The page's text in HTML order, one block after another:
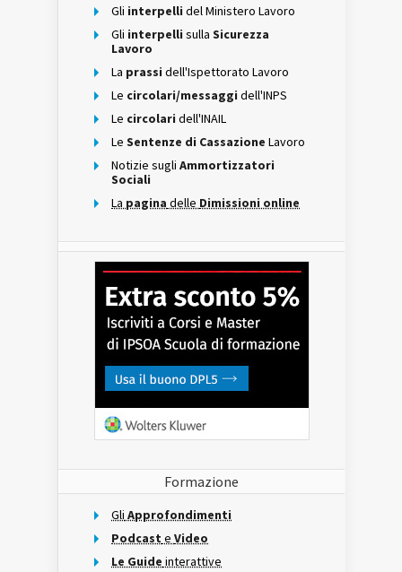
Gli interpelli del Ministero Lavoro
Gli interpelli sulla Sicurezza
Lavoro
La prassi dell'Ispettorato Lavoro
Le circolari/messaggi dell'INPS
Le circolari dell'INAIL
Le Sentenze di Cassazione Lavoro
Notizie sugli Ammortizzatori
Sociali
La pagina delle Dimissioni online
Formazione
Gli Approfondimenti
Podcast e Video
Le Guide interattive